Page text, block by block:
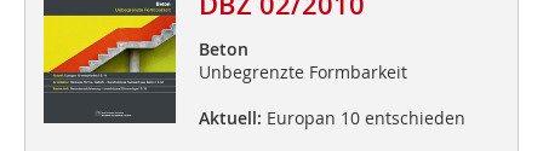
Beton
Unbegrenzte Formbarkeit
Aktuell: Europan 10 entschieden